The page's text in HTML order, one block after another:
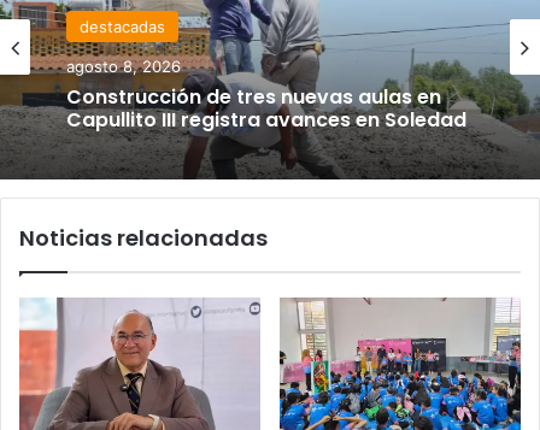
destacadas
agosto 8, 2026
Construcción de tres nuevas aulas en
Capullito III registra avances en Soledad
Noticias relacionadas